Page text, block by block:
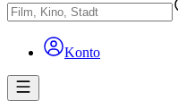
Konto